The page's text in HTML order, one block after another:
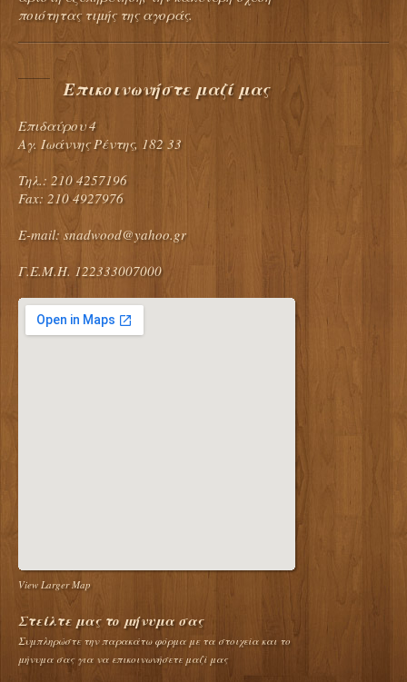
ποιότητας τιμής της αγοράς.
Επικοινωνήστε μαζί μας
Επιδαύρου 4
Αγ. Ιωάννης Ρέντης, 182 33
Τηλ.: 210 4257196
Fax: 210 4927976
E-mail: snadwood@yahoo.gr
Γ.Ε.Μ.Η. 122333007000
View Larger Map
Στείλτε μας το μήνυμα σας
Συμπληρώστε την παρακάτω φόρμα με τα στοιχεία και το
μήνυμα σας για να επικοινωνήσετε μαζί μας